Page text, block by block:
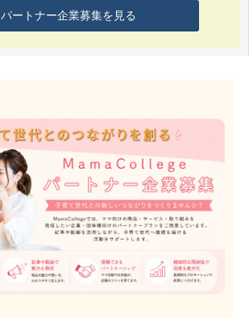
パートナー企業募集を見る